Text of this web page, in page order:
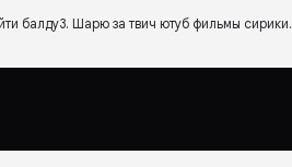
балду3. Шарю за твич ютуб фильмы сирики.